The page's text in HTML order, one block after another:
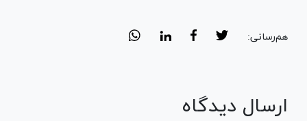
هم‌رسانی:
ارسال دیدگاه